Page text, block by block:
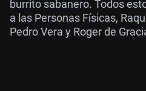
burrito sabanero. Todos
a las Personas Físicas,
Pedro Vera y Roger de